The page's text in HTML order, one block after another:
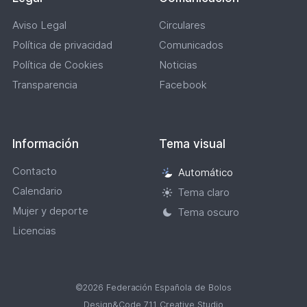
Aviso Legal
Política de privacidad
Política de Cookies
Transparencia
Circulares
Comunicados
Noticias
Facebook
Información
Contacto
Calendario
Mujer y deporte
Licencias
Tema visual
Selección
de
tema
Automático
Tema claro
Tema oscuro
©2026 Federación Española de Bolos
Design&Code 7.11 Creative Studio